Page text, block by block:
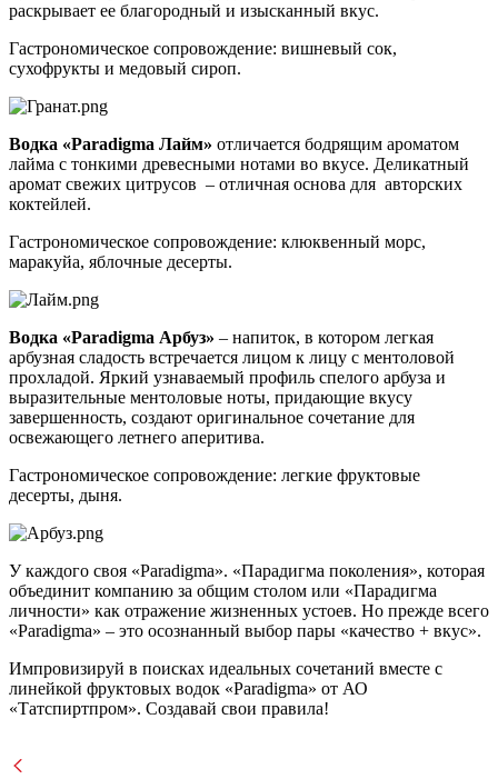
раскрывает ее благородный и изысканный вкус.
Гастрономическое сопровождение: вишневый сок,
сухофрукты и медовый сироп.
Водка «Paradigma Лайм» отличается бодрящим ароматом
лайма с тонкими древесными нотами во вкусе. Деликатный
аромат свежих цитрусов – отличная основа для авторских
коктейлей.
Гастрономическое сопровождение: клюквенный морс,
маракуйа, яблочные десерты.
Водка «Paradigma Арбуз» – напиток, в котором легкая
арбузная сладость встречается лицом к лицу с ментоловой
прохладой. Яркий узнаваемый профиль спелого арбуза и
выразительные ментоловые ноты, придающие вкусу
завершенность, создают оригинальное сочетание для
освежающего летнего аперитива.
Гастрономическое сопровождение: легкие фруктовые
десерты, дыня.
У каждого своя «Paradigma». «Парадигма поколения», которая
объединит компанию за общим столом или «Парадигма
личности» как отражение жизненных устоев. Но прежде всего
«Paradigma» – это осознанный выбор пары «качество + вкус».
Импровизируй в поисках идеальных сочетаний вместе с
линейкой фруктовых водок «Paradigma» от АО
«Татспиртпром». Создавай свои правила!